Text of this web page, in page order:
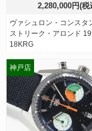
2,280,000円(税
ヴァシュロン・コンス
ストリーク・アロンド
18KRG
神戸店